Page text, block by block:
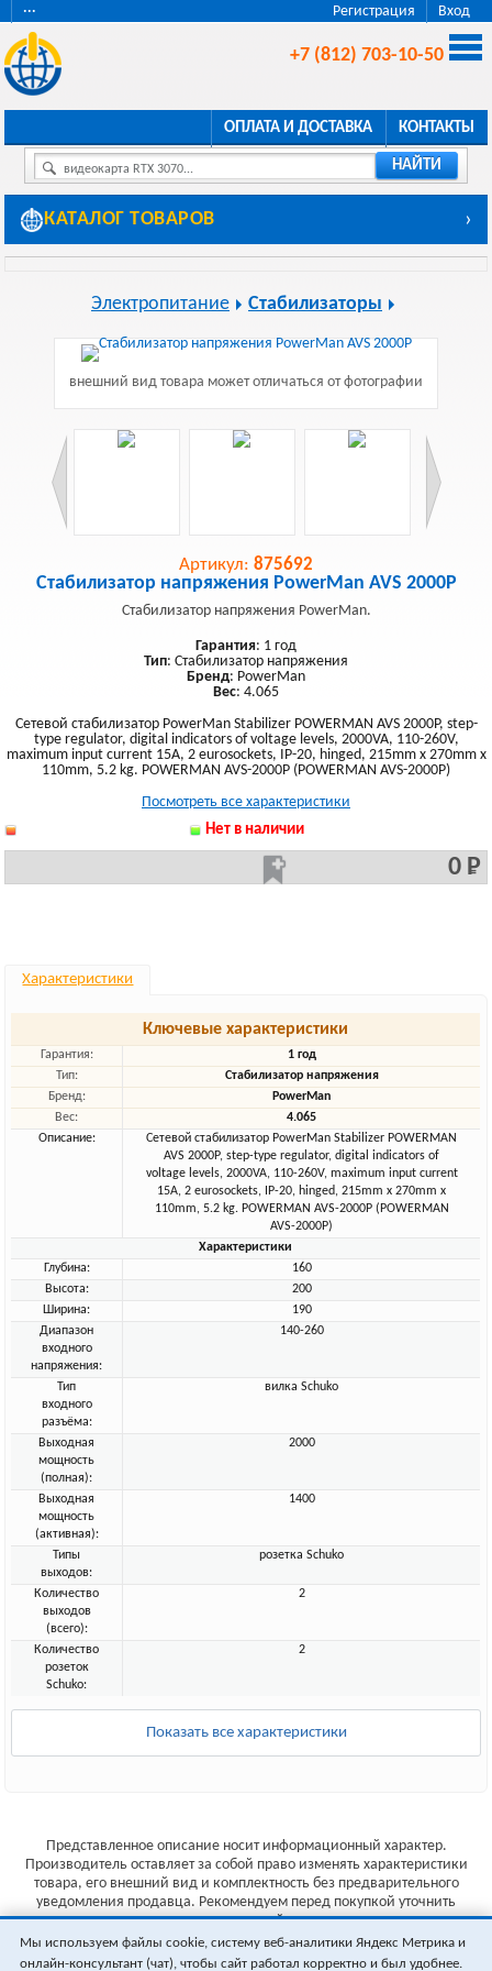
Регистрация Вход
···
+7 (812) 703-10-50
ОПЛАТА И ДОСТАВКА КОНТАКТЫ
видеокарта RTX 3070... НАЙТИ
КАТАЛОГ ТОВАРОВ ›
Электропитание Стабилизаторы
внешний вид товара может отличаться от фотографии
Артикул: 875692
Стабилизатор напряжения PowerMan AVS 2000P
Стабилизатор напряжения PowerMan.
Гарантия: 1 год
Тип: Стабилизатор напряжения
Бренд: PowerMan
Вес: 4.065
Сетевой стабилизатор PowerMan Stabilizer POWERMAN AVS 2000P, step-
type regulator, digital indicators of voltage levels, 2000VA, 110-260V,
maximum input current 15A, 2 eurosockets, IP-20, hinged, 215mm x 270mm x
110mm, 5.2 kg. POWERMAN AVS-2000P (POWERMAN AVS-2000P)
Посмотреть все характеристики
Нет в наличии
0 Р
Характеристики
Ключевые характеристики
Гарантия:
1 год
Тип:
Стабилизатор напряжения
Бренд:
PowerMan
Вес:
4.065
Описание:
Сетевой стабилизатор PowerMan Stabilizer POWERMAN
AVS 2000P, step-type regulator, digital indicators of
voltage levels, 2000VA, 110-260V, maximum input current
15A, 2 eurosockets, IP-20, hinged, 215mm x 270mm x
110mm, 5.2 kg. POWERMAN AVS-2000P (POWERMAN
AVS-2000P)
Характеристики
Глубина:
160
Высота:
200
Ширина:
190
Диапазон
входного
напряжения:
140-260
Тип
входного
разъёма:
вилка Schuko
Выходная
мощность
(полная):
2000
Выходная
мощность
(активная):
1400
Типы
выходов:
розетка Schuko
Количество
выходов
(всего):
2
Количество
розеток
Schuko:
2
Показать все характеристики
Представленное описание носит информационный характер.
Производитель оставляет за собой право изменять характеристики
товара, его внешний вид и комплектность без предварительного
уведомления продавца. Рекомендуем перед покупкой уточнить
характеристики товара на сайте производителя.
Указанные цены не являются публичной офертой (ст.435 ГК РФ).
Мы используем файлы cookie, систему веб-аналитики Яндекс Метрика и
онлайн-консультант (чат), чтобы сайт работал корректно и был удобнее.